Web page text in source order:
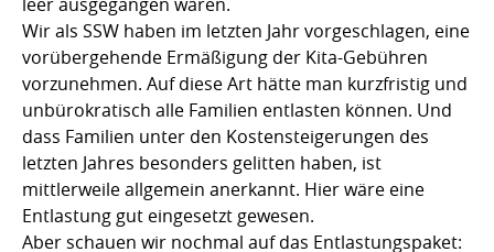
Wir als SSW haben im letzten Jahr vorgeschlagen, eine
vorübergehende Ermäßigung der Kita-Gebühren
vorzunehmen. Auf diese Art hätte man kurzfristig und
unbürokratisch alle Familien entlasten können. Und
dass Familien unter den Kostensteigerungen des
letzten Jahres besonders gelitten haben, ist
mittlerweile allgemein anerkannt. Hier wäre eine
Entlastung gut eingesetzt gewesen.
Aber schauen wir nochmal auf das Entlastungspaket: